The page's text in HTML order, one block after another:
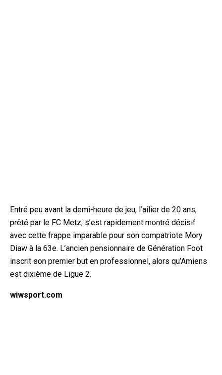
Entré peu avant la demi-heure de jeu, l’ailier de 20 ans,
prêté par le FC Metz, s’est rapidement montré décisif
avec cette frappe imparable pour son compatriote Mory
Diaw à la 63e. L’ancien pensionnaire de Génération Foot
inscrit son premier but en professionnel, alors qu’Amiens
est dixième de Ligue 2.
wiwsport.com